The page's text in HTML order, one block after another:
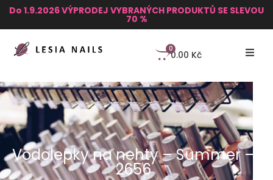
Do 1.9.2026 VÝPRODEJ VYBRANÝCH PRODUKTŮ SE SLEVOU
70 %
0.00 Kč
0
Vodolepky na nehty – Summer –
2656